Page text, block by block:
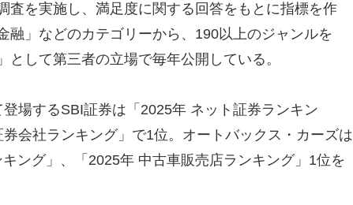
査を実施し、満足度に関する回答をもとに指標を作
融」などのカテゴリーから、190以上のジャンルを
として第三者の立場で毎年公開している。
場するSBI証券は「2025年 ネット証券ランキン
会社ランキング」で1位。オートバックス・カーズは
キング」、「2025年 中古車販売店ランキング」1位を